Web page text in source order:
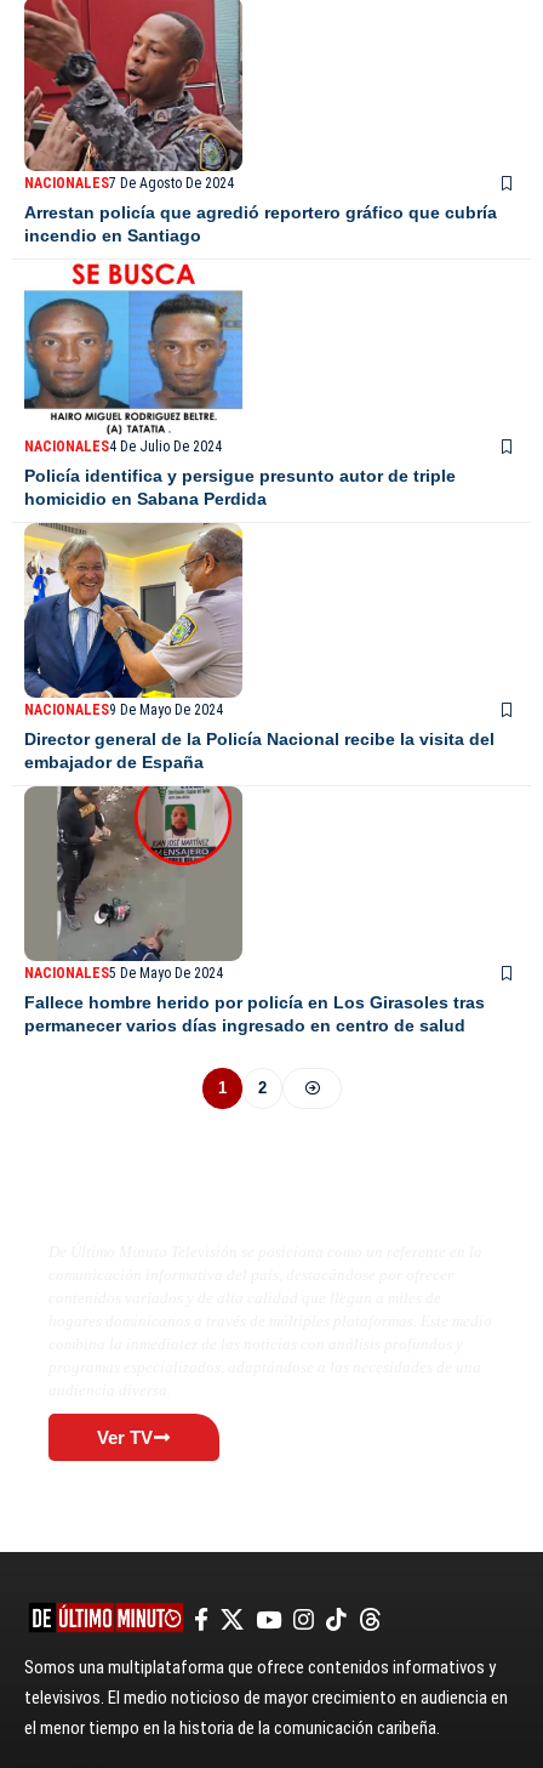
NACIONALES7 De Agosto De 2024
Arrestan policía que agredió reportero gráfico que cubría
incendio en Santiago
NACIONALES4 De Julio De 2024
Policía identifica y persigue presunto autor de triple
homicidio en Sabana Perdida
NACIONALES9 De Mayo De 2024
Director general de la Policía Nacional recibe la visita del
embajador de España
NACIONALES5 De Mayo De 2024
Fallece hombre herido por policía en Los Girasoles tras
permanecer varios días ingresado en centro de salud
1 2
Ver TV
Somos una multiplataforma que ofrece contenidos informativos y
televisivos. El medio noticioso de mayor crecimiento en audiencia en
el menor tiempo en la historia de la comunicación caribeña.